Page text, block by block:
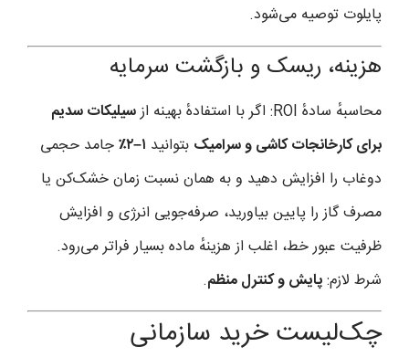
پایلوت توصیه می‌شود.
هزینه، ریسک و بازگشت سرمایه
محاسبهٔ سادهٔ ROI: اگر با استفادهٔ بهینه از
سیلیکات سدیم
برای کارخانجات کاشی و سرامیک بتوانید ۱–۲٪
جامد حجمی
دوغاب را افزایش دهید و به همان نسبت زمان خشک‌کن یا
مصرف گاز را پایین بیاورید، صرفه‌جویی انرژی و افزایش
ظرفیت عبور خط، اغلب از هزینهٔ ماده بسیار فراتر می‌رود.
شرط لازم:پایش و کنترل منظم.
چک‌لیست خرید سازمانی